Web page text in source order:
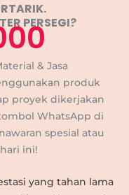
PERSEGI?
& Jasa
produk
proyek dikerjakan
WhatsApp di
spesial atau
ini!
yang tahan lama